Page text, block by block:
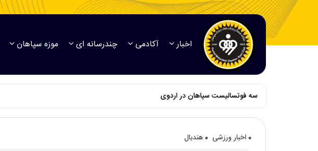
اخبار آکادمی چندرسانه ای موزه سپاهان
سه فوتسالیست سپاهان در اردوی نهایی تیم ملی برای حضور در کافا
اخبار ورزشی
هندبال